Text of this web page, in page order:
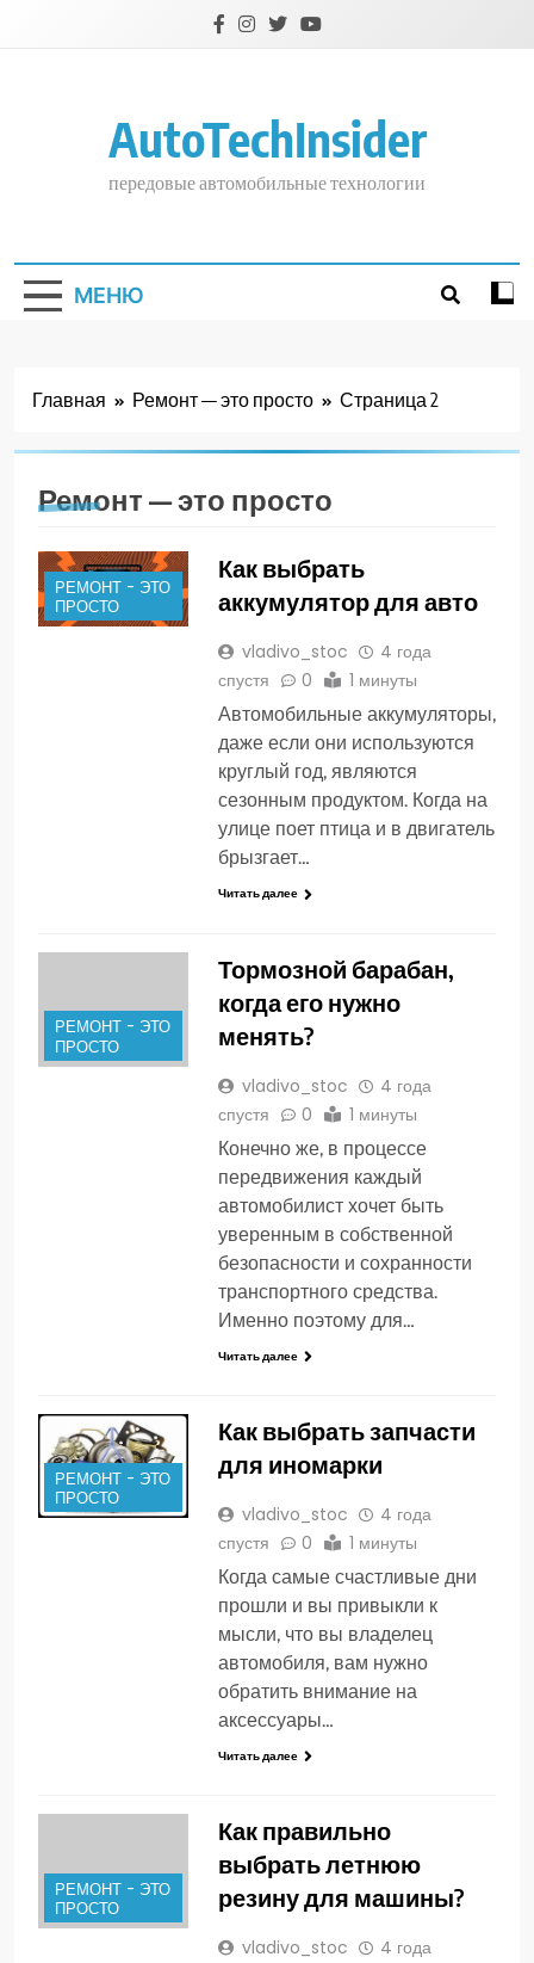
AutoTechInsider
передовые автомобильные технологии
МЕНЮ
Главная Ремонт — это просто Страница 2
Ремонт — это просто
РЕМОНТ - ЭТО
ПРОСТО
Как выбрать
аккумулятор для авто
vladivo_stoc
4 года
спустя
0 1 минуты
Автомобильные аккумуляторы,
даже если они используются
круглый год, являются
сезонным продуктом. Когда на
улице поет птица и в двигатель
брызгает…
Читать далее
РЕМОНТ - ЭТО
ПРОСТО
Тормозной барабан,
когда его нужно
менять?
vladivo_stoc
4 года
спустя
0 1 минуты
Конечно же, в процессе
передвижения каждый
автомобилист хочет быть
уверенным в собственной
безопасности и сохранности
транспортного средства.
Именно поэтому для…
Читать далее
РЕМОНТ - ЭТО
ПРОСТО
Как выбрать запчасти
для иномарки
vladivo_stoc
4 года
спустя
0 1 минуты
Когда самые счастливые дни
прошли и вы привыкли к
мысли, что вы владелец
автомобиля, вам нужно
обратить внимание на
аксессуары…
Читать далее
РЕМОНТ - ЭТО
ПРОСТО
Как правильно
выбрать летнюю
резину для машины?
vladivo_stoc
4 года